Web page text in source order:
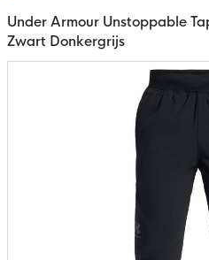
Under Armour Unstoppable
Zwart Donkergrijs